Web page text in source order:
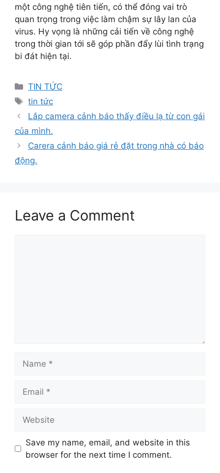
một công nghệ tiên tiến, có thể đóng vai trò
quan trọng trong việc làm chậm sự lây lan của
virus. Hy vọng là những cải tiến về công nghệ
trong thời gian tới sẽ góp phần đẩy lùi tình trạng
bi đát hiện tại.
Categories
TIN TỨC
Tags
tin tức
Lắp camera cảnh báo thấy điều lạ từ con gái
của mình.
Carera cảnh báo giá rẻ đặt trong nhà có báo
động.
Leave a Comment
Save my name, email, and website in this
browser for the next time I comment.